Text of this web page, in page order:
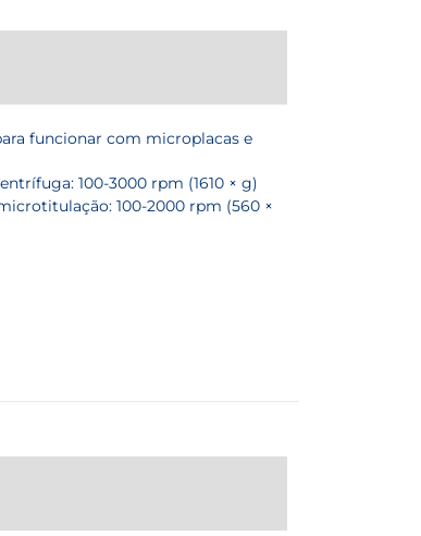
funcionar com microplacas e
100-3000 rpm (1610 × g)
100-2000 rpm (560 ×